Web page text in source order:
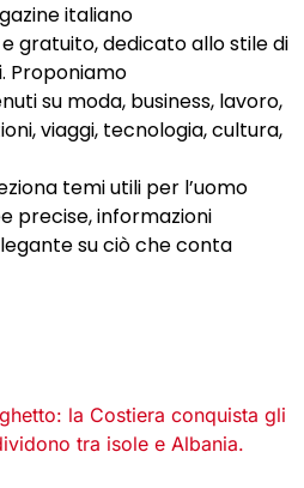
italiano
gratuito, dedicato allo stile di
Proponiamo
su moda, business, lavoro,
viaggi, tecnologia, cultura,
temi utili per l’uomo
precise, informazioni
su ciò che conta
la Costiera conquista gli
tra isole e Albania.